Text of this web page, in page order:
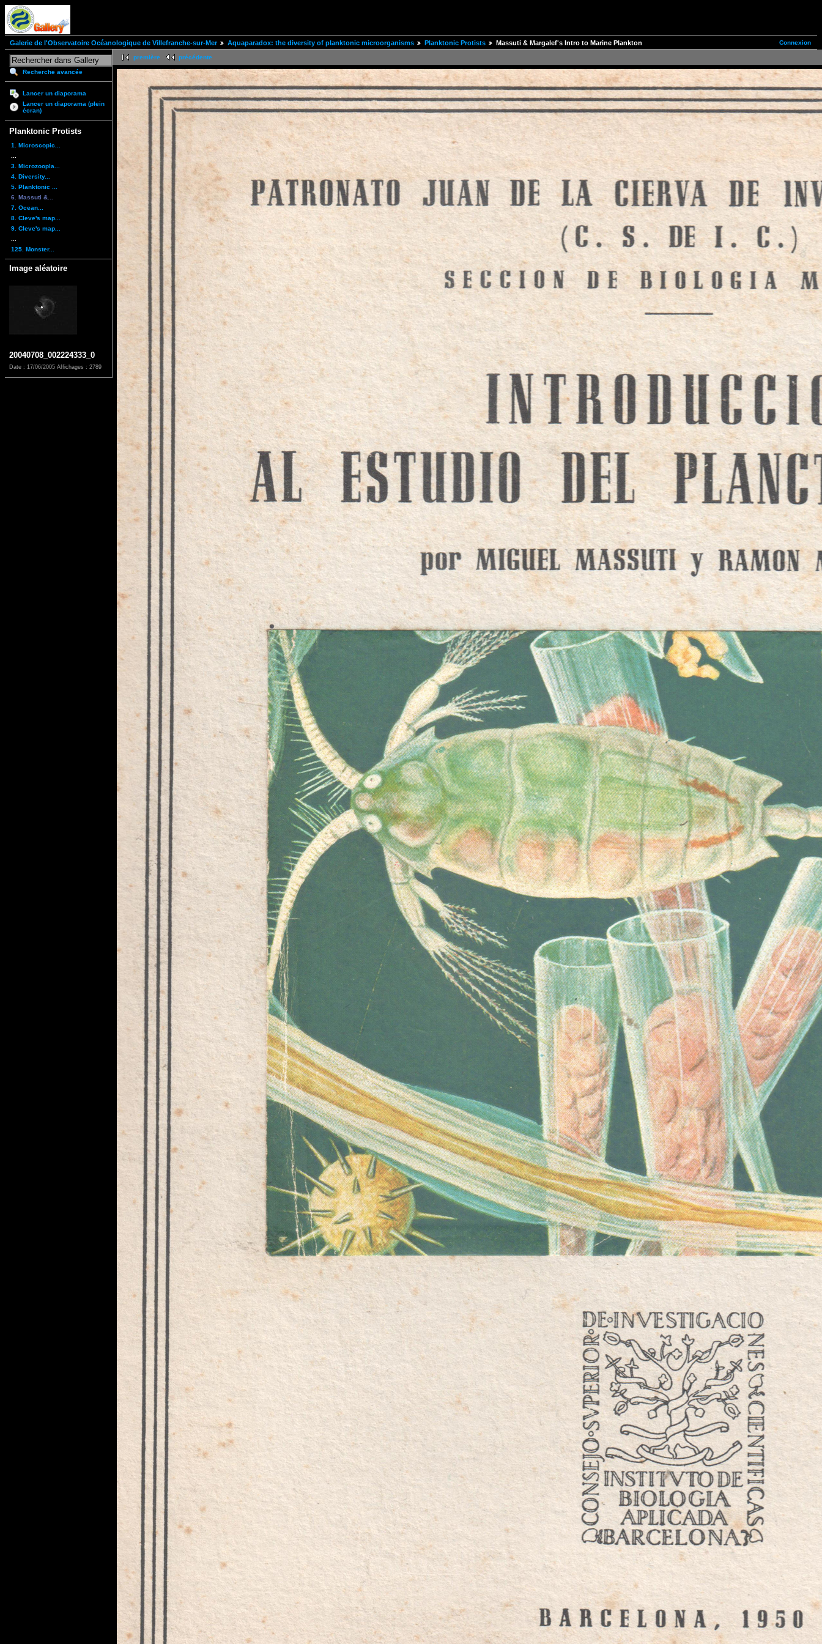
Connexion
Galerie de l'Observatoire Océanologique de Villefranche-sur-Mer Aquaparadox: the diversity of planktonic microorganisms Planktonic Protists Massuti & Margalef's Intro to Marine Plankton
Recherche avancée
Lancer un diaporama
Lancer un diaporama (plein
écran)
Planktonic Protists
1. Microscopic...
3. Microzoopla...
4. Diversity...
5. Planktonic ...
6. Massuti &...
7. Ocean...
8. Cleve's map...
9. Cleve's map...
125. Monster...
Image aléatoire
20040708_002224333_0
Date : 17/06/2005 Affichages : 2789
première précédente